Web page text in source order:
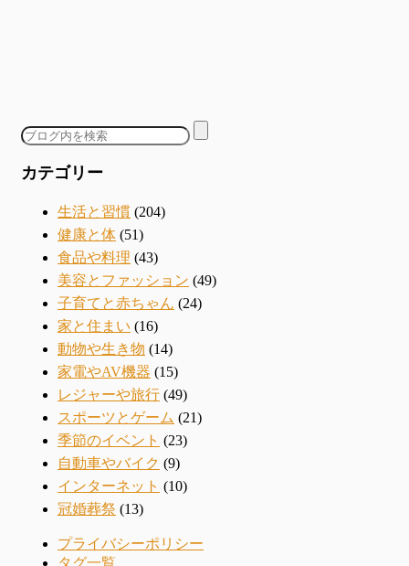
カテゴリー
生活と習慣 (204)
健康と体 (51)
食品や料理 (43)
美容とファッション (49)
子育てと赤ちゃん (24)
家と住まい (16)
動物や生き物 (14)
家電やAV機器 (15)
レジャーや旅行 (49)
スポーツとゲーム (21)
季節のイベント (23)
自動車やバイク (9)
インターネット (10)
冠婚葬祭 (13)
プライバシーポリシー
タグ一覧